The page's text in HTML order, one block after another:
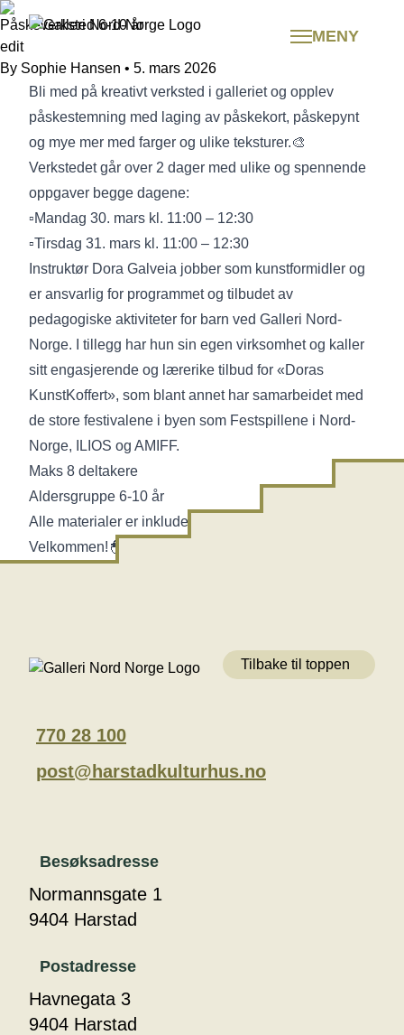
Hopp
til
innhold
MENY
Påskeverksted 6-10 år
edit
By Sophie Hansen • 5. mars 2026
Bli med på kreativt verksted i galleriet og opplev
påskestemning med laging av påskekort, påskepynt
og mye mer med farger og ulike teksturer.🎨
Verkstedet går over 2 dager med ulike og spennende
oppgaver begge dagene:
▫️Mandag 30. mars kl. 11:00 – 12:30
▫️Tirsdag 31. mars kl. 11:00 – 12:30
Instruktør Dora Galveia jobber som kunstformidler og
er ansvarlig for programmet og tilbudet av
pedagogiske aktiviteter for barn ved Galleri Nord-
Norge. I tillegg har hun sin egen virksomhet og kaller
sitt engasjerende og lærerike tilbud for «Doras
KunstKoffert», som blant annet har samarbeidet med
de store festivalene i byen som Festspillene i Nord-
Norge, ILIOS og AMIFF.
Maks 8 deltakere
Aldersgruppe 6-10 år
Alle materialer er inkludert i prisen.
Velkommen!🐣
Tilbake til toppen
770 28 100
post@harstadkulturhus.no
Besøksadresse
Normannsgate 1
9404 Harstad
Postadresse
Havnegata 3
9404 Harstad